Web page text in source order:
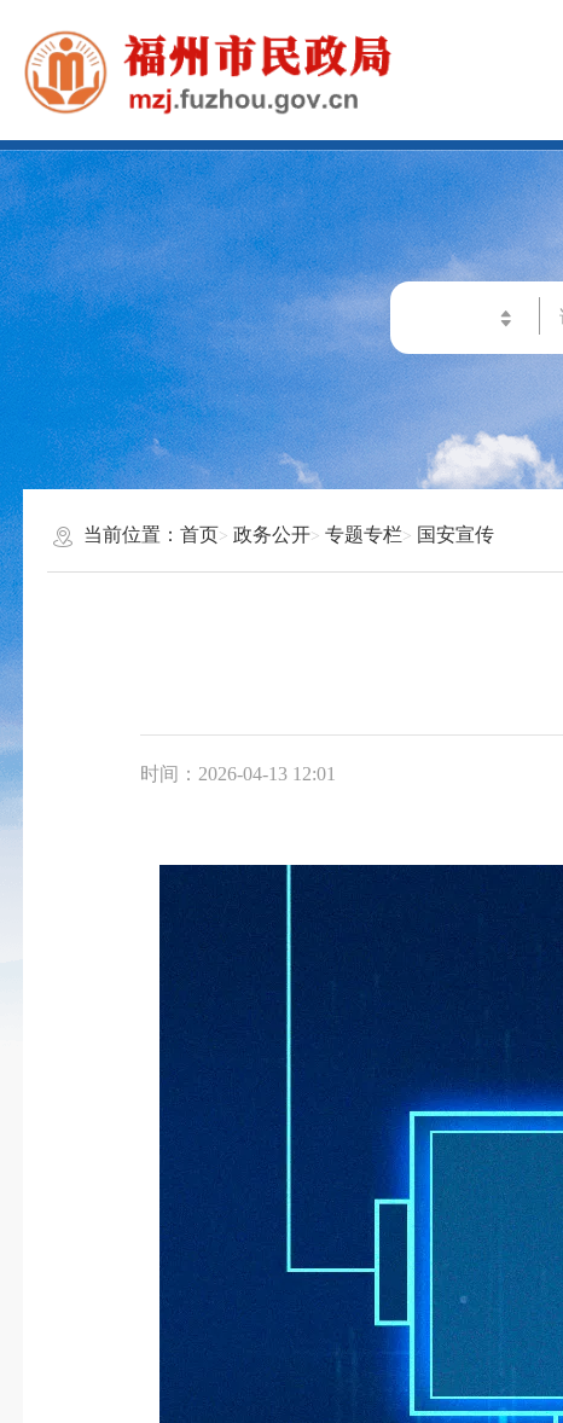
当前位置：首页 政务公开 专题专栏 国安宣传
时间：2026-04-13 12:01